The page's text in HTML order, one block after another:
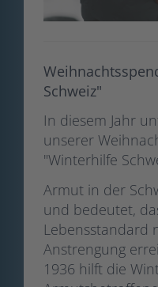
Schweiz"
In diesem Jahr
unserer
"Winterhilfe
Armut in der
und bedeutet,
Lebensstandard
Anstrengung
1936 hilft die